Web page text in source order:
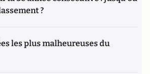
?
les plus malheureuses du